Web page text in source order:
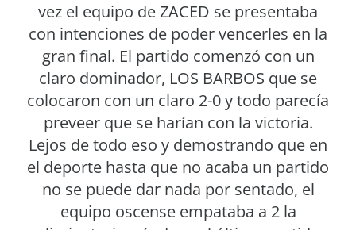
vez el equipo de ZACED se presentaba
con intenciones de poder vencerles en la
gran final. El partido comenzó con un
claro dominador, LOS BARBOS que se
colocaron con un claro 2-0 y todo parecía
preveer que se harían con la victoria.
Lejos de todo eso y demostrando que en
el deporte hasta que no acaba un partido
no se puede dar nada por sentado, el
equipo oscense empataba a 2 la